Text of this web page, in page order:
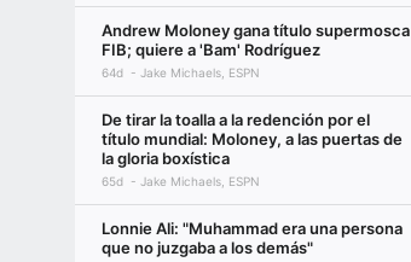
Andrew Moloney gana título supermosca
FIB; quiere a 'Bam' Rodríguez
64d Jake Michaels, ESPN
De tirar la toalla a la redención por el
título mundial: Moloney, a las puertas de
la gloria boxística
65d Jake Michaels, ESPN
Lonnie Ali: "Muhammad era una persona
que no juzgaba a los demás"